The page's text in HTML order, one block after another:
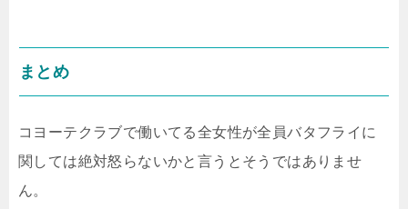
まとめ
コヨーテクラブで働いてる全女性が全員バタフライに
関しては絶対怒らないかと言うとそうではありませ
ん。